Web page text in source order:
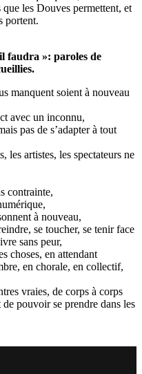
les Douves permettent, et
portent.
faudra »: paroles de
manquent soient à nouveau
avec un inconnu,
pas de s’adapter à tout
les artistes, les spectateurs ne
contrainte,
à nouveau,
se toucher, se tenir face
sans peur,
choses, en attendant
en chorale, en collectif,
vraies, de corps à corps
pouvoir se prendre dans les